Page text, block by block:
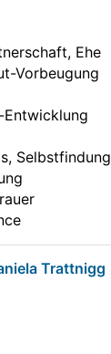
Ehe
Vorbeugung
Selbstfindung
Trattnigg